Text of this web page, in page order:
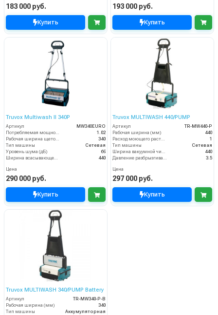
183 000 руб.
Купить
193 000 руб.
Купить
Truvox Multiwash II 340P
Артикул
MW340EURO
Потребляемая мощность (кВт)
1.02
Рабочая ширина щеток (мм)
340
Тип машины
Сетевая
Уровень шума (дБ)
69
Ширина всасывающей балки (мм)
440
Цена
290 000 руб.
Купить
Truvox MULTIWASH 440/PUMP
Артикул
TR-MW440-P
Рабочая ширина (мм)
440
Расход моющего раствора (л/мин)
1
Тип машины
Сетевая
Ширина вакуумной чистки (мм)
440
Давление разбрызгивания моющего раствора (бар)
3.5
Цена
297 000 руб.
Купить
Truvox MULTIWASH 340/PUMP Battery
Артикул
TR-MW340-P-B
Рабочая ширина (мм)
340
Тип машины
Аккумуляторная